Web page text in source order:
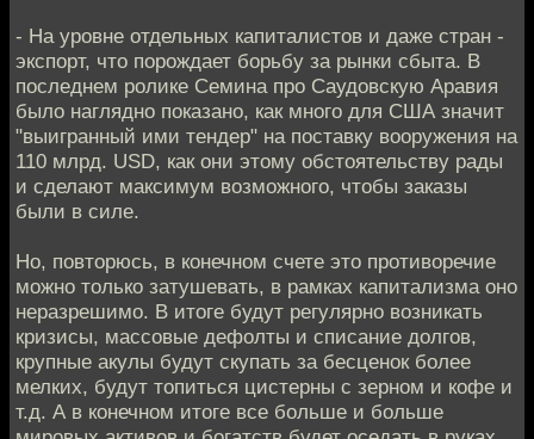
- На уровне отдельных капиталистов и даже стран -
экспорт, что порождает борьбу за рынки сбыта. В
последнем ролике Семина про Саудовскую Аравия
было наглядно показано, как много для США значит
"выигранный ими тендер" на поставку вооружения на
110 млрд. USD, как они этому обстоятельству рады
и сделают максимум возможного, чтобы заказы
были в силе.
Но, повторюсь, в конечном счете это противоречие
можно только затушевать, в рамках капитализма оно
неразрешимо. В итоге будут регулярно возникать
кризисы, массовые дефолты и списание долгов,
крупные акулы будут скупать за бесценок более
мелких, будут топиться цистерны с зерном и кофе и
т.д. А в конечном итоге все больше и больше